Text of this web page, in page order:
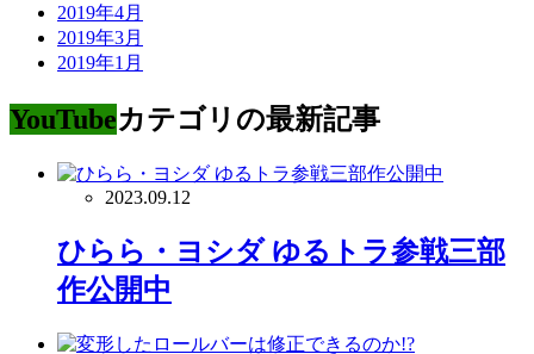
2019年4月
2019年3月
2019年1月
YouTubeカテゴリの最新記事
2023.09.12
ひらら・ヨシダ ゆるトラ参戦三部
作公開中